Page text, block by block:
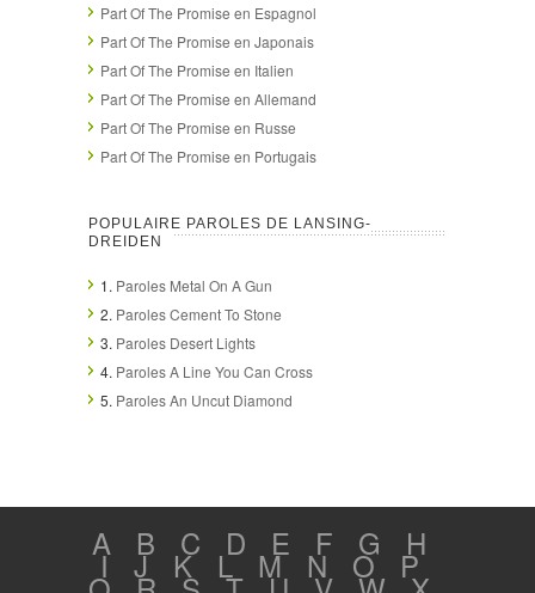
Part Of The Promise en Espagnol
Part Of The Promise en Japonais
Part Of The Promise en Italien
Part Of The Promise en Allemand
Part Of The Promise en Russe
Part Of The Promise en Portugais
POPULAIRE PAROLES DE LANSING-
DREIDEN
1. Paroles Metal On A Gun
2. Paroles Cement To Stone
3. Paroles Desert Lights
4. Paroles A Line You Can Cross
5. Paroles An Uncut Diamond
A B C D E F G H
I J K L M N O P